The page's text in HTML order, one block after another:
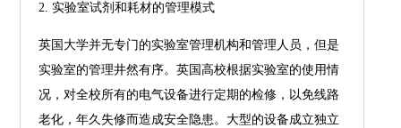
2. 实验室试剂和耗材的管理模式
英国大学并无专门的实验室管理机构和管理人员，但是
实验室的管理井然有序。英国高校根据实验室的使用情
况，对全校所有的电气设备进行定期的检修，以免线路
老化，年久失修而造成安全隐患。大型的设备成立独立